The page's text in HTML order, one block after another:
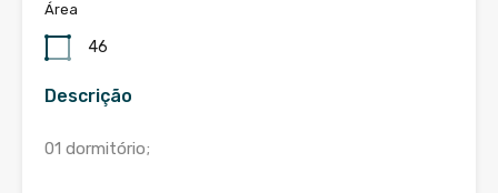
Área
46
Descrição
01 dormitório;